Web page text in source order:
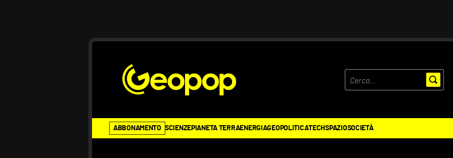
ABBONAMENTO SCIENZEPIANETA TERRAENERGIAGEOPOLITICATECHSPAZIOSOCIETÀ